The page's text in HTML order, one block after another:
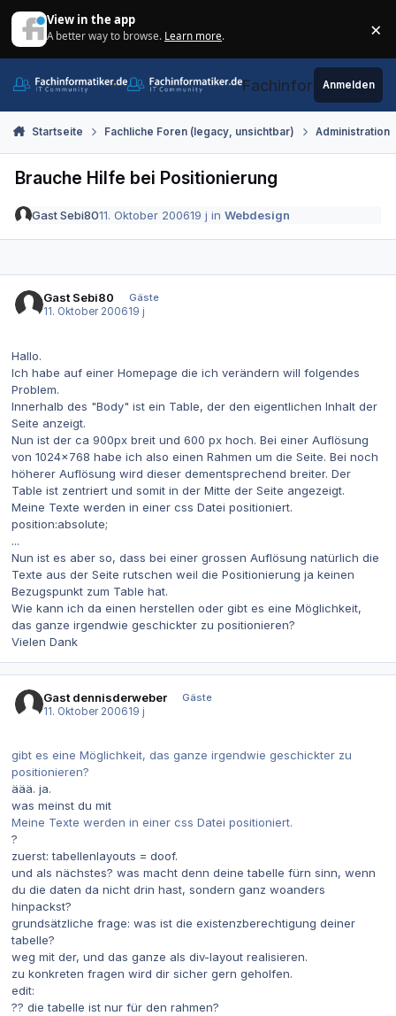
View in the app
A better way to browse. Learn more. ×
Fachinformatiker.de
Anmelden
Startseite Fachliche Foren (legacy, unsichtbar) Administration
Brauche Hilfe bei Positionierung
Gast Sebi8011. Oktober 200619 j inWebdesign
Gast Sebi80
Gäste
11. Oktober 200619 j
Hallo.
Ich habe auf einer Homepage die ich verändern will folgendes
Problem.
Innerhalb des "Body" ist ein Table, der den eigentlichen Inhalt der
Seite anzeigt.
Nun ist der ca 900px breit und 600 px hoch. Bei einer Auflösung
von 1024x768 habe ich also einen Rahmen um die Seite. Bei noch
höherer Auflösung wird dieser dementsprechend breiter. Der
Table ist zentriert und somit in der Mitte der Seite angezeigt.
Meine Texte werden in einer css Datei positioniert.
position:absolute;
...
Nun ist es aber so, dass bei einer grossen Auflösung natürlich die
Texte aus der Seite rutschen weil die Positionierung ja keinen
Bezugspunkt zum Table hat.
Wie kann ich da einen herstellen oder gibt es eine Möglichkeit,
das ganze irgendwie geschickter zu positionieren?
Vielen Dank
Gast dennisderweber
Gäste
11. Oktober 200619 j
gibt es eine Möglichkeit, das ganze irgendwie geschickter zu
positionieren?
äää. ja.
was meinst du mit
Meine Texte werden in einer css Datei positioniert.
?
zuerst: tabellenlayouts = doof.
und als nächstes? was macht denn deine tabelle fürn sinn, wenn
du die daten da nicht drin hast, sondern ganz woanders
hinpackst?
grundsätzliche frage: was ist die existenzberechtigung deiner
tabelle?
weg mit der, und das ganze als div-layout realisieren.
zu konkreten fragen wird dir sicher gern geholfen.
edit:
?? die tabelle ist nur für den rahmen?